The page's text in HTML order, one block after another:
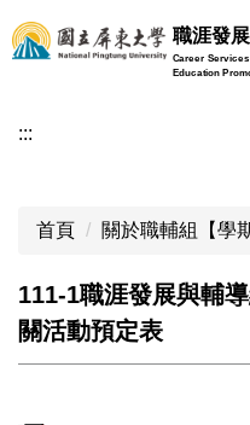
跳
到
內
職涯發
Career
Education
:::
首頁 關於職輔組【學
111-1職涯發展與輔
關活動預定表